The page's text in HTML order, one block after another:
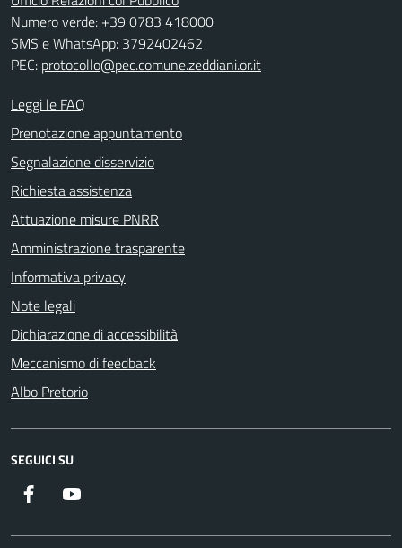
Numero verde: +39 0783 418000
SMS e WhatsApp: 3792402462
PEC: protocollo@pec.comune.zeddiani.or.it
Leggi le FAQ
Prenotazione appuntamento
Segnalazione disservizio
Richiesta assistenza
Attuazione misure PNRR
Amministrazione trasparente
Informativa privacy
Note legali
Dichiarazione di accessibilità
Meccanismo di feedback
Albo Pretorio
SEGUICI SU
Facebook